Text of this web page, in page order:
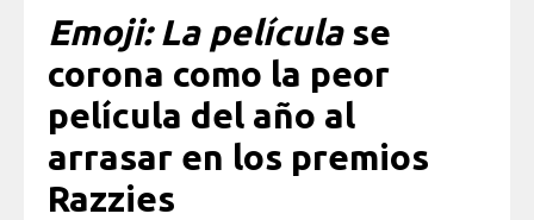
Emoji: La películase
corona como la peor
película del año al
arrasar en los premios
Razzies